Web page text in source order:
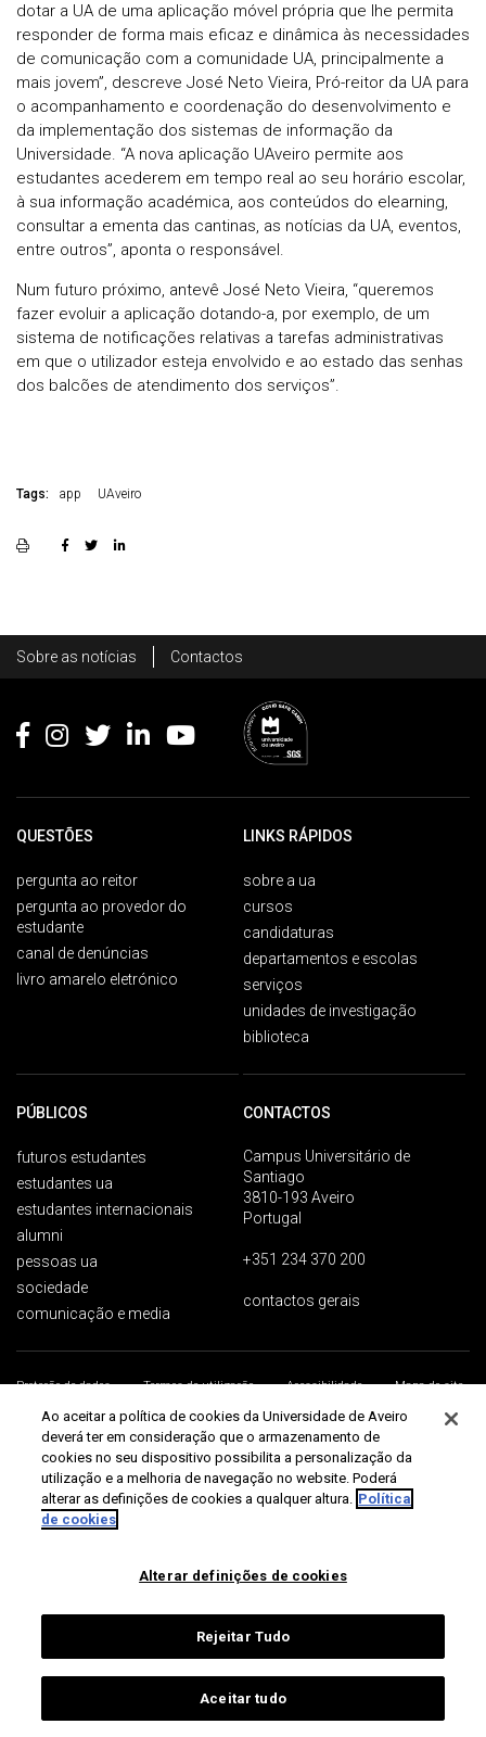
dotar a UA de uma aplicação móvel própria que lhe permita
responder de forma mais eficaz e dinâmica às necessidades
de comunicação com a comunidade UA, principalmente a
mais jovem”, descreve José Neto Vieira, Pró-reitor da UA para
o acompanhamento e coordenação do desenvolvimento e
da implementação dos sistemas de informação da
Universidade. “A nova aplicação UAveiro permite aos
estudantes acederem em tempo real ao seu horário escolar,
à sua informação académica, aos conteúdos do elearning,
consultar a ementa das cantinas, as notícias da UA, eventos,
entre outros”, aponta o responsável.
Num futuro próximo, antevê José Neto Vieira, “queremos
fazer evoluir a aplicação dotando-a, por exemplo, de um
sistema de notificações relativas a tarefas administrativas
em que o utilizador esteja envolvido e ao estado das senhas
dos balcões de atendimento dos serviços”.
Tags: app UAveiro
Footer
Sobre as notícias Contactos
QUESTÕES
pergunta ao reitor
pergunta ao provedor do
estudante
canal de denúncias
livro amarelo eletrónico
LINKS RÁPIDOS
sobre a ua
cursos
candidaturas
departamentos e escolas
serviços
unidades de investigação
biblioteca
PÚBLICOS
futuros estudantes
estudantes ua
estudantes internacionais
alumni
pessoas ua
sociedade
comunicação e media
CONTACTOS
Campus Universitário de
Santiago
3810-193 Aveiro
Portugal
+351 234 370 200
contactos gerais
Proteção de dados Termos de utilização Acessibilidade
Mapa do site
Universidade de Aveiro 2026
Ao aceitar a política de cookies da Universidade de Aveiro
deverá ter em consideração que o armazenamento de
cookies no seu dispositivo possibilita a personalização da
utilização e a melhoria de navegação no website. Poderá
alterar as definições de cookies a qualquer altura. Política
de cookies
Alterar definições de cookies
Rejeitar Tudo
Aceitar tudo